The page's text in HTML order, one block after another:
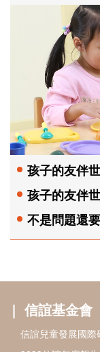
孩子的友伴
孩子的友伴
不是問題還
信誼基金會
信誼兒童發展國際